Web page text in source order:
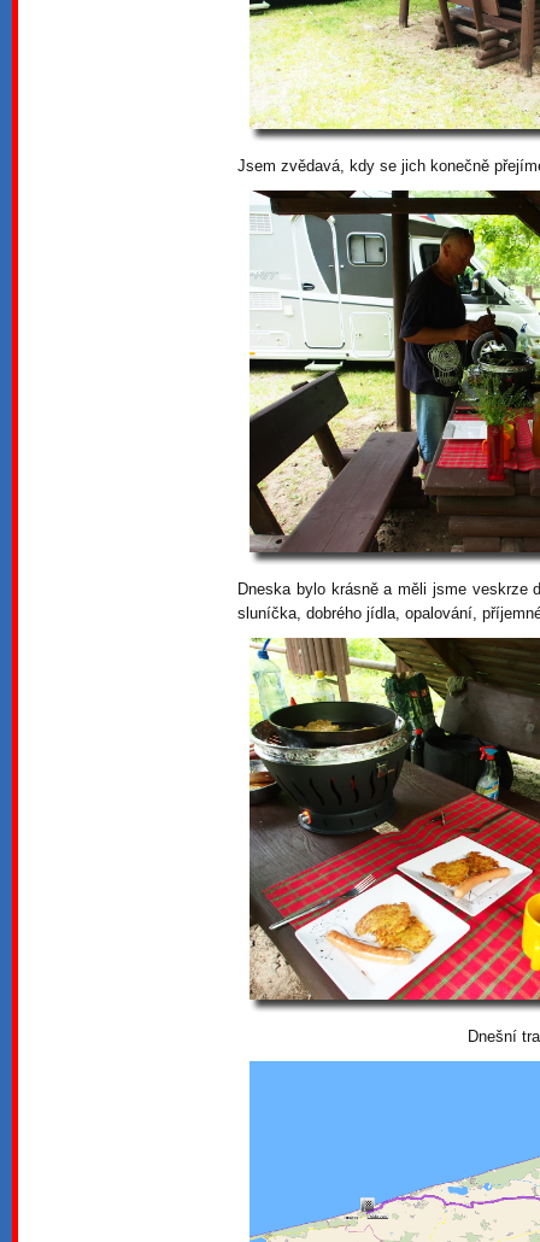
Jsem zvědavá, kdy se jich konečně
Dneska bylo krásně a měli jsme veskrze
sluníčka, dobrého jídla, opalování,
Dnešní